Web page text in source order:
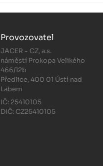
Provozovatel
JACER - CZ, a.s.
náměstí Prokopa Velikého
466/12b
Předlice, 400 01 Ústí nad
Labem
IČ: 25410105
DIČ: CZ25410105